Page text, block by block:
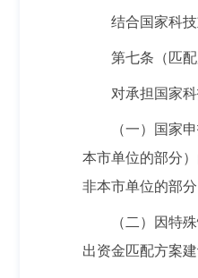
结合国家科
第七条（匹配
对承担国家
（一）国家
本市单位的部分
非本市单位的部
（二）因特
出资金匹配方案